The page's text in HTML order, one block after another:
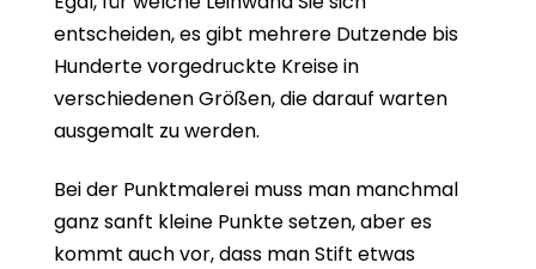
entscheiden, es gibt mehrere Dutzende bis
Hunderte vorgedruckte Kreise in
verschiedenen Größen, die darauf warten
ausgemalt zu werden.
Bei der Punktmalerei muss man manchmal
ganz sanft kleine Punkte setzen, aber es
kommt auch vor, dass man Stift etwas